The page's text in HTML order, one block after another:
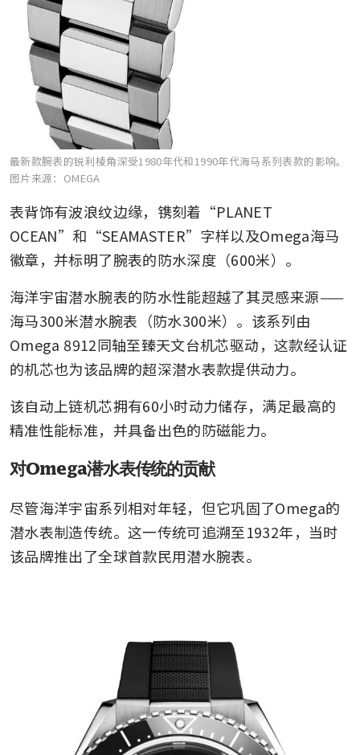
最新款腕表的锐利棱角深受1980年代和1990年代海马系列表款的影响。
图片来源：OMEGA
表背饰有波浪纹边缘，镌刻着“PLANET
OCEAN”和“SEAMASTER”字样以及Omega海马
徽章，并标明了腕表的防水深度（600米）。
海洋宇宙潜水腕表的防水性能超越了其灵感来源——
海马300米潜水腕表（防水300米）。该系列由
Omega 8912同轴至臻天文台机芯驱动，这款经认证
的机芯也为该品牌的超深潜水表款提供动力。
该自动上链机芯拥有60小时动力储存，满足最高的
精准性能标准，并具备出色的防磁能力。
对Omega潜水表传统的贡献
尽管海洋宇宙系列相对年轻，但它巩固了Omega的
潜水表制造传统。这一传统可追溯至1932年，当时
该品牌推出了全球首款民用潜水腕表。